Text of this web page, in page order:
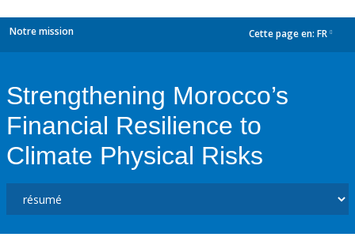
Notre mission Cette page en: FR
Strengthening Morocco’s
Financial Resilience to
Climate Physical Risks